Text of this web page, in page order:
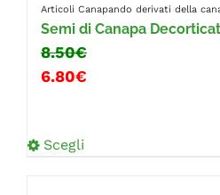
Articoli Canapando derivati della
Semi di Canapa
8.50€
6.80€
Scegli